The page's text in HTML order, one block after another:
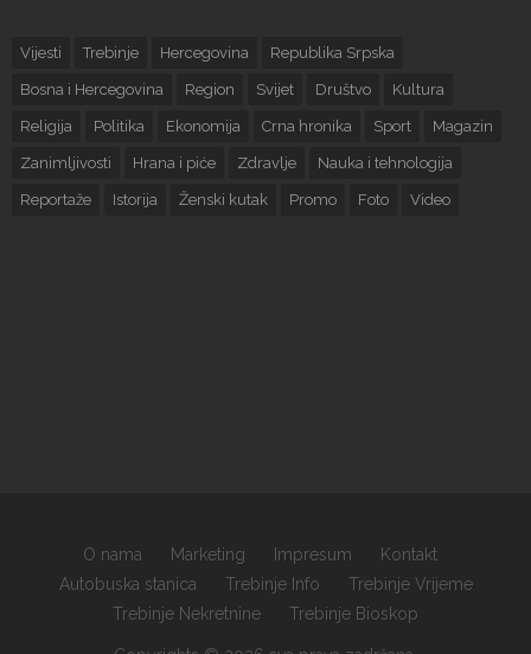
Vijesti Trebinje Hercegovina Republika Srpska
Bosna i Hercegovina Region Svijet Društvo Kultura
Religija Politika Ekonomija Crna hronika Sport Magazin
Zanimljivosti Hrana i piće Zdravlje Nauka i tehnologija
Reportaže Istorija Ženski kutak Promo Foto Video
O nama Marketing Impresum
Kontakt
Autobuska stanica
Trebinje Info
Trebinje Vrijeme
Trebinje Nekretnine
Trebinje Bioskop